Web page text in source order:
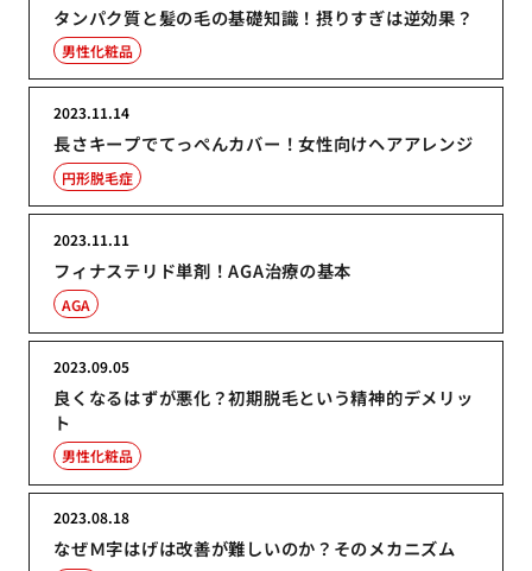
タンパク質と髪の毛の基礎知識！摂りすぎは逆効果？
男性化粧品
長さキープでてっぺんカバー！女性向けヘアアレンジ
2023.11.14
円形脱毛症
フィナステリド単剤！AGA治療の基本
2023.11.11
AGA
良くなるはずが悪化？初期脱毛という精神的デメリッ
ト
2023.09.05
男性化粧品
なぜＭ字はげは改善が難しいのか？そのメカニズム
2023.08.18